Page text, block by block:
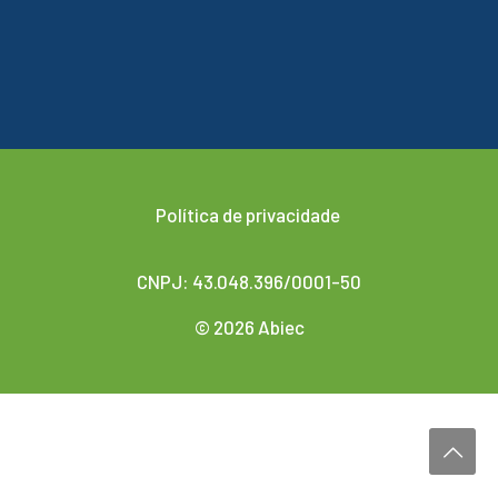
Política de privacidade
CNPJ: 43.048.396/0001-50
© 2026 Abiec